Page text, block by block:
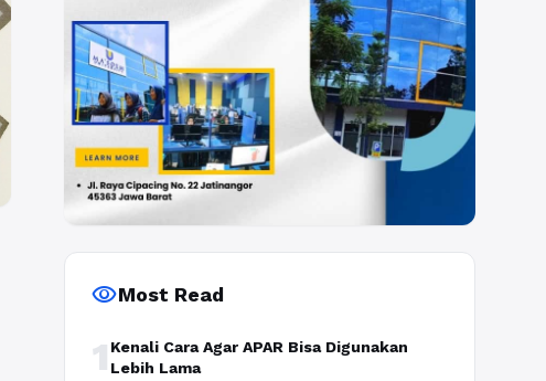
visibilityMost Read
1 Kenali Cara Agar APAR Bisa Digunakan
Lebih Lama